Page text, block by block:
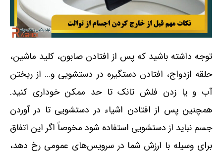
توجه داشته باشید که پس از افتادن صابون، کلید ماشین،
حلقه ازدواج، افتادن دستگیره در دستشویی و… از ریختن
آب و یا زدن فلش تانک تا حد ممکن خوداری کنید.
همچنین پس از افتادن اشیاء در دستشویی تا در آوردن
جسم نباید از دستشویی استفاده شود مخوصاً اگر این اتفاق
برای وسیله با ارزش شما در سرویس‌های عمومی رخ دهد،